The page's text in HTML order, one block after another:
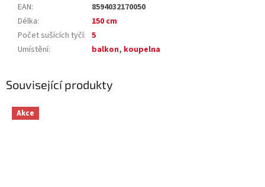
EAN:
8594032170050
Délka:
150 cm
Počet sušících tyčí: 5
Umístění: balkon, koupelna
Související produkty
Akce